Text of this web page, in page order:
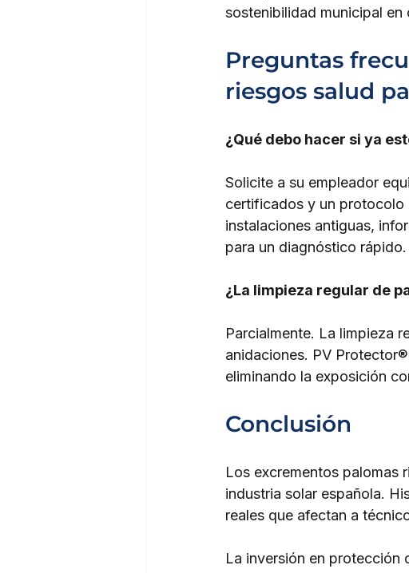
sostenibilidad municipal
Preguntas
riesgos salud
¿Qué debo hacer si ya
Solicite a su empleador
certificados y un protocolo
instalaciones antiguas,
para un diagnóstico rápido.
¿La limpieza regular de
Parcialmente. La limpieza
anidaciones. PV
eliminando la exposición
Conclusión
Los excrementos palomas
industria solar española.
reales que afectan a
La inversión en